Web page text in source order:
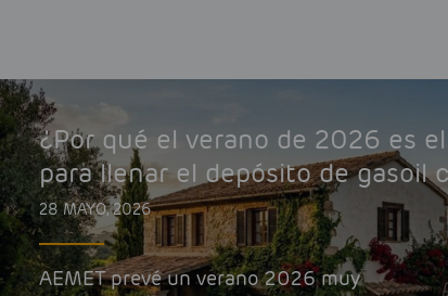
¿Por qué el verano de 2026 es
para llenar el depósito de gasoil
28 MAYO, 2026
AEMET prevé un verano 2026 muy